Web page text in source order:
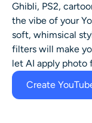
Ghibli, PS2,
the vibe of your
soft, whimsical
filters will make
let AI apply photo
Create